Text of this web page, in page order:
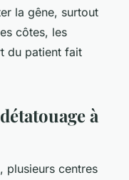
la gêne, surtout
côtes, les
du patient fait
à
plusieurs centres